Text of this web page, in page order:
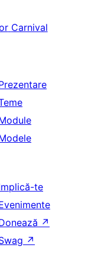
Carnival
te
↗
↗